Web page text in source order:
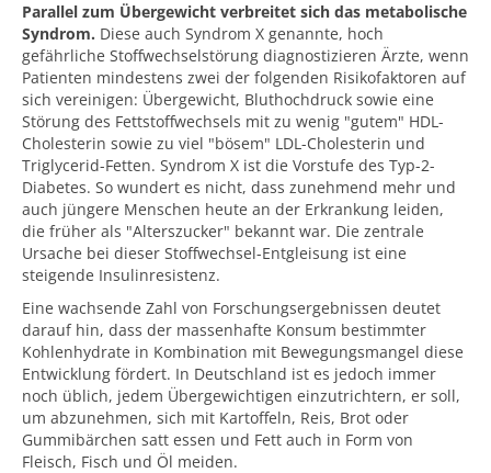
Parallel zum Übergewicht verbreitet sich das metabolische
Syndrom. Diese auch Syndrom X genannte, hoch
gefährliche Stoffwechselstörung diagnostizieren Ärzte, wenn
Patienten mindestens zwei der folgenden Risikofaktoren auf
sich vereinigen: Übergewicht, Bluthochdruck sowie eine
Störung des Fettstoffwechsels mit zu wenig "gutem" HDL-
Cholesterin sowie zu viel "bösem" LDL-Cholesterin und
Triglycerid-Fetten. Syndrom X ist die Vorstufe des Typ-2-
Diabetes. So wundert es nicht, dass zunehmend mehr und
auch jüngere Menschen heute an der Erkrankung leiden,
die früher als "Alterszucker" bekannt war. Die zentrale
Ursache bei dieser Stoffwechsel-Entgleisung ist eine
steigende Insulinresistenz.
Eine wachsende Zahl von Forschungsergebnissen deutet
darauf hin, dass der massenhafte Konsum bestimmter
Kohlenhydrate in Kombination mit Bewegungsmangel diese
Entwicklung fördert. In Deutschland ist es jedoch immer
noch üblich, jedem Übergewichtigen einzutrichtern, er soll,
um abzunehmen, sich mit Kartoffeln, Reis, Brot oder
Gummibärchen satt essen und Fett auch in Form von
Fleisch, Fisch und Öl meiden.